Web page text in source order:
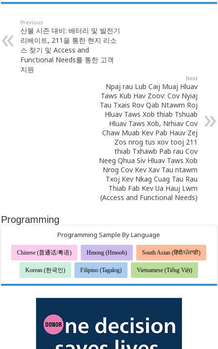
Previous
산불 시즌 대비: 배터리 및 발전기
리베이트, 211을 통한 현지 리소
스 찾기 및 Access and
Functional Needs를 통한 고객
지원
Next
Npaj rau Lub Caij Muaj Hluav
Taws Kub Hav Zoov: Cov Nyiaj
Tau Txais Rov Qab Ntawm Roj
Hluav Taws Xob thiab Tshuab
Hluav Taws Xob, Nrhiav Cov
Chaw Muab Kev Pab Hauv Zej
Zos nrog tus xov tooj 211
thiab Txhawb Pab rau Cov
Neeg Qhua Siv Hluav Taws Xob
Nrog Cov Kev Xav Tau ntawm
Txoj Kev Nkag Cuag Tau Rau
Thiab Fab Kev Ua Hauj Lwm
(Access and Functional Needs)
Programming
Programming Sample By Language
Chinese (普通话/粤语) Hmong (Hmoob) South Asian (हिंदी/ਪੰਜਾਬੀ)
Korean (한국인) Filipino (Tagalog) Vietnamese (Tiếng Việt)